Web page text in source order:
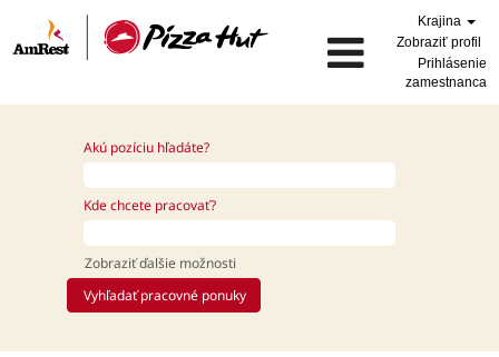
Krajina
Zobraziť profil
Prihlásenie
zamestnanca
Akú pozíciu hľadáte?
Kde chcete pracovať?
Zobraziť ďalšie možnosti